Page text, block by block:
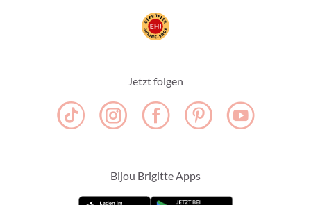
Jetzt folgen
Bijou Brigitte Apps